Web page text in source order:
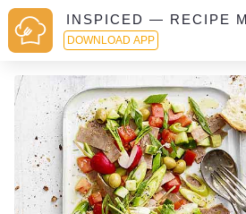
INSPICED — RECIPE
DOWNLOAD APP